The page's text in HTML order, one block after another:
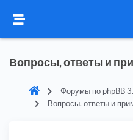
Вопросы, ответы и
Форумы по phpBB
Вопросы, ответы и